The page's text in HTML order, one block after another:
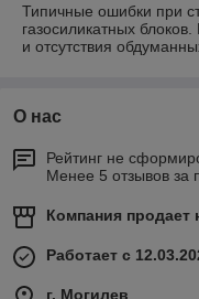
Типичные ошибки при
газосиликатных
и отсутствия
О нас
Рейтинг не
Менее 5 отзывов за
Компания продает
Работает с
г. Могилев